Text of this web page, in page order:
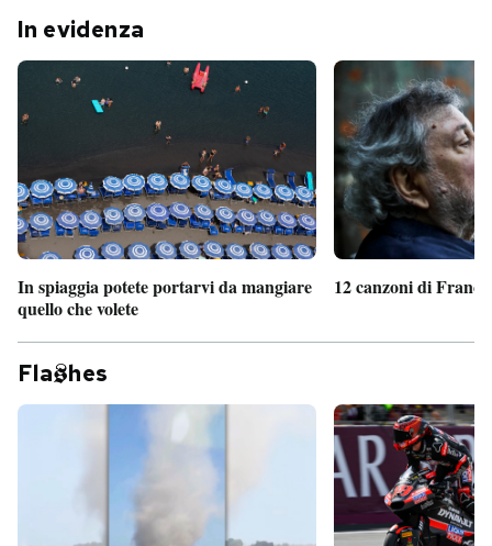
In evidenza
In spiaggia potete portarvi da mangiare
quello che volete
12 canzoni di
Fla hes